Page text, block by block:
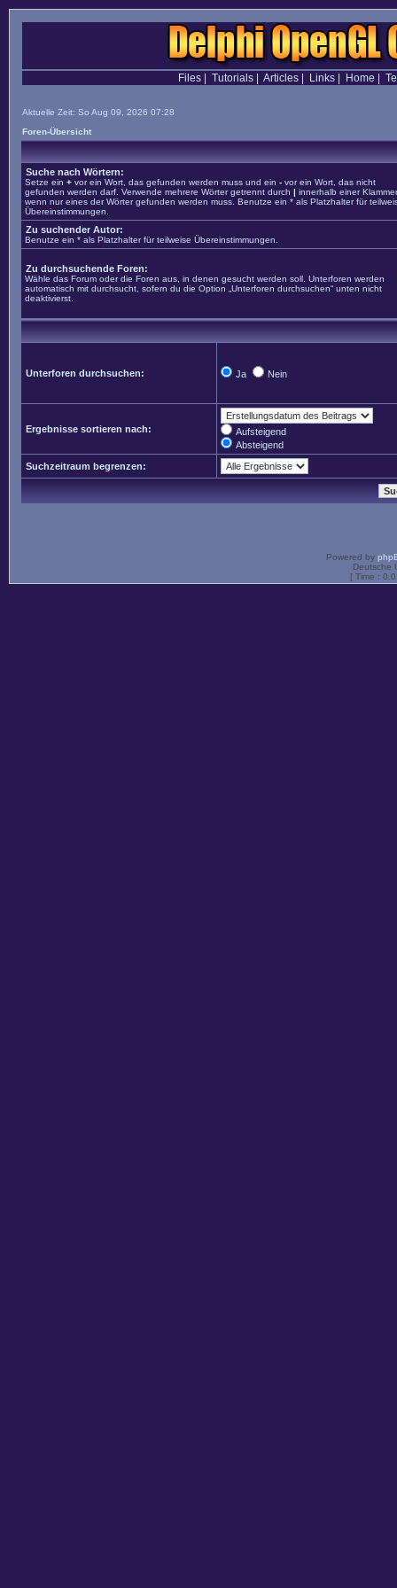
Files| Tutorials| Articles| Links| Home
Aktuelle Zeit: So Aug 09, 2026 07:28
Foren-Übersicht
Suche nach Wörtern:
Setze ein + vor ein Wort, das gefunden werden muss und ein - vor ein Wort, das nicht
gefunden werden darf. Verwende mehrere Wörter getrennt durch | innerhalb einer
wenn nur eines der Wörter gefunden werden muss. Benutze ein * als Platzhalter für
Übereinstimmungen.
Zu suchender Autor:
Benutze ein * als Platzhalter für teilweise Übereinstimmungen.
Zu durchsuchende Foren:
Wähle das Forum oder die Foren aus, in denen gesucht werden soll. Unterforen werden
automatisch mit durchsucht, sofern du die Option „Unterforen durchsuchen“ unten nicht
deaktivierst.
Unterforen durchsuchen: Ja Nein
Ergebnisse sortieren nach:
Aufsteigend
Absteigend
Suchzeitraum begrenzen:
Powered by
Deutsche
[ Time :